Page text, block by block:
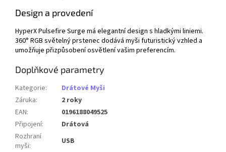
Design a provedení
HyperX Pulsefire Surge má elegantní design s hladkými liniemi.
360° RGB světelný prstenec dodává myši futuristický vzhled a
umožňuje přizpůsobení osvětlení vašim preferencím.
Doplňkové parametry
Kategorie:
Drátové Myši
Záruka:
2 roky
EAN:
0196188049525
Připojení:
Drátová
Rozhraní
myši:
USB